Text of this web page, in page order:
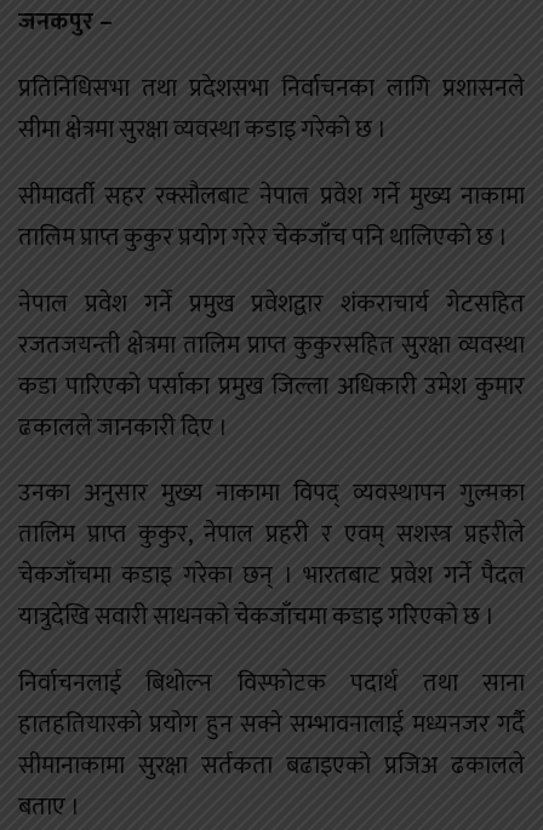
जनकपुर –
प्रतिनिधिसभा तथा प्रदेशसभा निर्वाचनका लागि प्रशासनले
सीमा क्षेत्रमा सुरक्षा व्यवस्था कडाइ गरेको छ ।
सीमावर्ती सहर रक्सौलबाट नेपाल प्रवेश गर्ने मुख्य नाकामा
तालिम प्राप्त कुकुर प्रयोग गरेर चेकजाँच पनि थालिएको छ ।
नेपाल प्रवेश गर्ने प्रमुख प्रवेशद्वार शंकराचार्य गेटसहित
रजतजयन्ती क्षेत्रमा तालिम प्राप्त कुकुरसहित सुरक्षा व्यवस्था
कडा पारिएको पर्साका प्रमुख जिल्ला अधिकारी उमेश कुमार
ढकालले जानकारी दिए ।
उनका अनुसार मुख्य नाकामा विपद् व्यवस्थापन गुल्मका
तालिम प्राप्त कुकुर, नेपाल प्रहरी र एवम् सशस्त्र प्रहरीले
चेकजाँचमा कडाइ गरेका छन् । भारतबाट प्रवेश गर्ने पैदल
यात्रुदेखि सवारी साधनको चेकजाँचमा कडाइ गरिएको छ ।
निर्वाचनलाई बिथोल्न विस्फोटक पदार्थ तथा साना
हातहतियारको प्रयोग हुन सक्ने सम्भावनालाई मध्यनजर गर्दै
सीमानाकामा सुरक्षा सर्तकता बढाइएको प्रजिअ ढकालले
बताए ।